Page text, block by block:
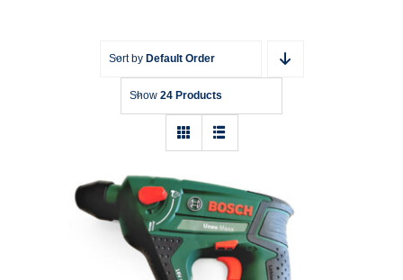
Sort by Default Order
Show 24 Products